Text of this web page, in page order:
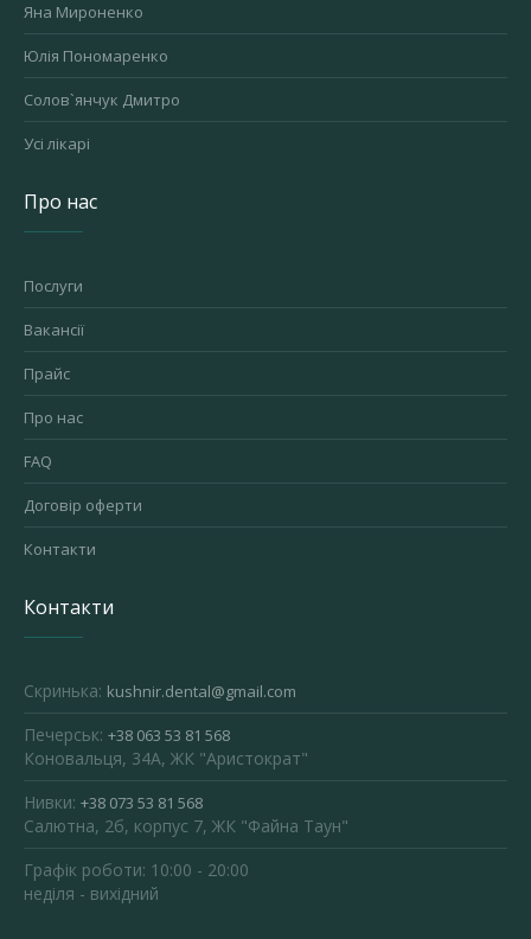
Яна Мироненко
Юлія Пономаренко
Солов`янчук Дмитро
Усі лікарі
Про нас
Послуги
Вакансії
Прайс
Про нас
FAQ
Договір оферти
Контакти
Контакти
Скринька: kushnir.dental@gmail.com
Печерськ:+38 063 53 81 568
Коновальця, 34А, ЖК "Аристократ"
Нивки:+38 073 53 81 568
Салютна, 2б, корпус 7, ЖК "Файна Таун"
Графік роботи: 10:00 - 20:00
неділя - вихідний